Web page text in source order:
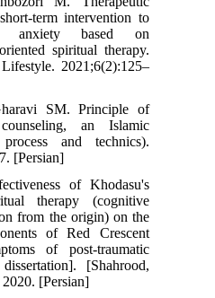
term intervention to
anxiety based on
spiritual therapy.
2021;6(2):125–
SM. Principle of
counseling, an Islamic
process and technics).
[Persian]
of Khodasu's
therapy (cognitive
from the origin) on the
of Red Crescent
of post-traumatic
[Shahrood,
2020. [Persian]